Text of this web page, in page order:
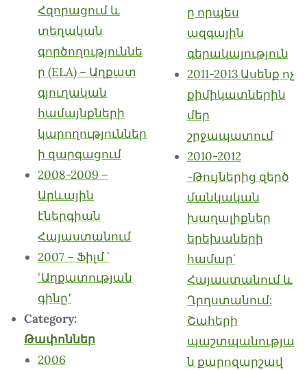
Հզորացում և
տեղական
գործողություննե
ր (ELA) – Աղքատ
գյուղական
համայնքների
կարողություններ
ի զարգացում
2008-2009 –
Արևային
էներգիան
Հայաստանում
2007 – Ֆիլմ `
ՙԱղքատության
գինը՚
Category:
Թափոններ
2006
ը որպես
ազգային
գերակայություն
2011-2013 Ասենք ոչ
քիմիկատներին
մեր
շրջապատում
2010-2012
-Թույներից զերծ
մանկական
խաղալիքներ
երեխաների
համար`
Հայաստանում և
Ղրղստանում:
Շահերի
պաշտպանությա
ն քարոզարշավ